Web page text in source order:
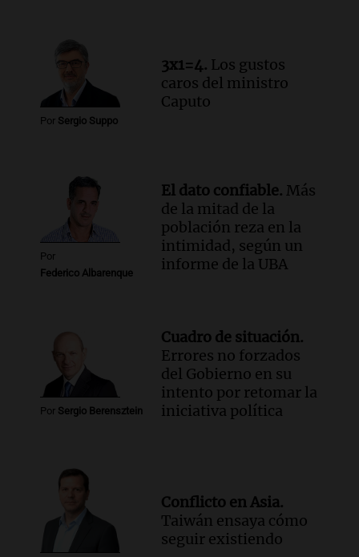
Episodios
Audio.
Chile planteó mejorar la
conectividad fronteriza, aérea y digital
con Jujuy
Panorama Federal
Por Sergio Suppo
3x1=4. Los gustos
caros del ministro
Caputo
Por
Federico Albarenque
El dato confiable. Más
de la mitad de la
población reza en la
intimidad, según un
informe de la UBA
Por Sergio Berensztein
Cuadro de situación.
Errores no forzados
del Gobierno en su
intento por retomar la
iniciativa política
Conflicto en Asia.
Taiwán ensaya cómo
seguir existiendo